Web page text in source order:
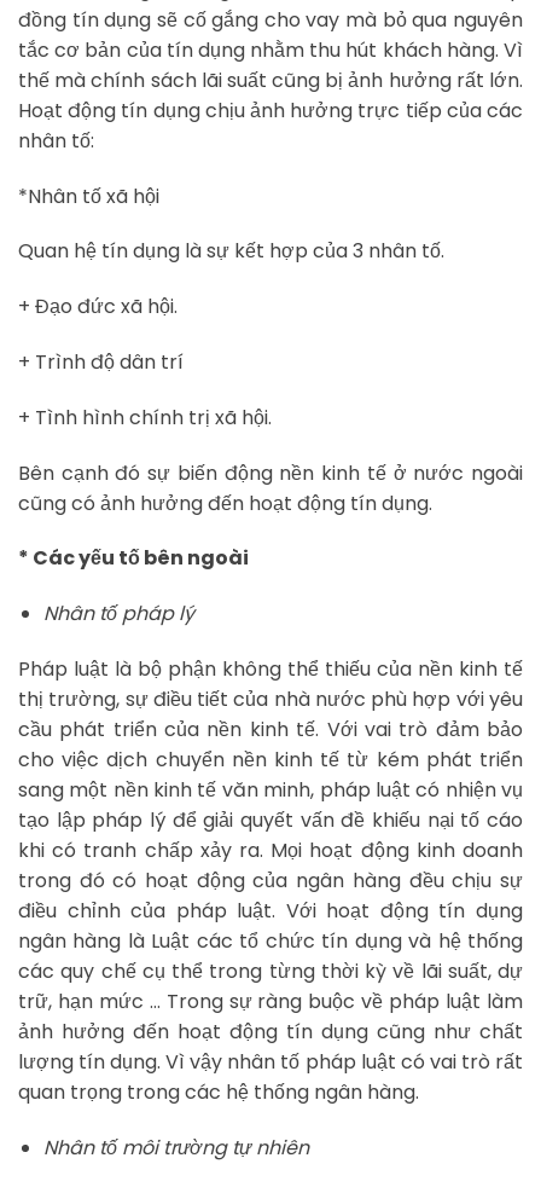
đồng tín dụng sẽ cố gắng cho vay mà bỏ qua nguyên
tắc cơ bản của tín dụng nhằm thu hút khách hàng. Vì
thế mà chính sách lãi suất cũng bị ảnh hưởng rất lớn.
Hoạt động tín dụng chịu ảnh hưởng trực tiếp của các
nhân tố:
*Nhân tố xã hội
Quan hệ tín dụng là sự kết hợp của 3 nhân tố.
+ Đạo đức xã hội.
+ Trình độ dân trí
+ Tình hình chính trị xã hội.
Bên cạnh đó sự biến động nền kinh tế ở nước ngoài
cũng có ảnh hưởng đến hoạt động tín dụng.
* Các yếu tố bên ngoài
Nhân tố pháp lý
Pháp luật là bộ phận không thể thiếu của nền kinh tế
thị trường, sự điều tiết của nhà nước phù hợp với yêu
cầu phát triển của nền kinh tế. Với vai trò đảm bảo
cho việc dịch chuyển nền kinh tế từ kém phát triển
sang một nền kinh tế văn minh, pháp luật có nhiện vụ
tạo lập pháp lý để giải quyết vấn đề khiếu nại tố cáo
khi có tranh chấp xảy ra. Mọi hoạt động kinh doanh
trong đó có hoạt động của ngân hàng đều chịu sự
điều chỉnh của pháp luật. Với hoạt động tín dụng
ngân hàng là Luật các tổ chức tín dụng và hệ thống
các quy chế cụ thể trong từng thời kỳ về lãi suất, dự
trữ, hạn mức … Trong sự ràng buộc về pháp luật làm
ảnh hưởng đến hoạt động tín dụng cũng như chất
lượng tín dụng. Vì vậy nhân tố pháp luật có vai trò rất
quan trọng trong các hệ thống ngân hàng.
Nhân tố môi trường tự nhiên